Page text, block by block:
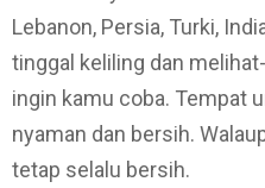
Lebanon, Persia, Turki,
tinggal keliling dan
ingin kamu coba. Tempat
nyaman dan bersih.
tetap selalu bersih.